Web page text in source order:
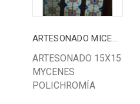
ARTESONADO MICENAS
ARTESONADO 15X15
MYCENES
POLICHROMÍA